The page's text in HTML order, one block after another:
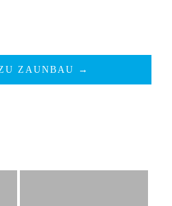
ZAUNBAU →